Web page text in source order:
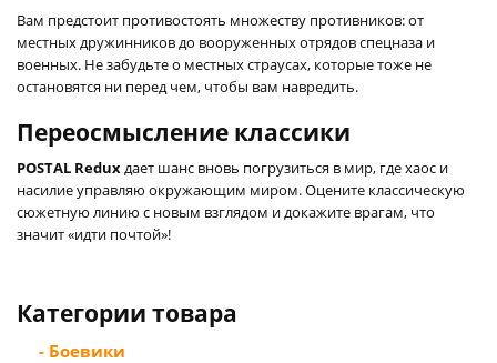
Вам предстоит противостоять множеству противников: от
местных дружинников до вооруженных отрядов спецназа и
военных. Не забудьте о местных страусах, которые тоже не
остановятся ни перед чем, чтобы вам навредить.
Переосмысление классики
POSTAL Reduxдает шанс вновь погрузиться в мир, где хаос и
насилие управляю окружающим миром. Оцените классическую
сюжетную линию с новым взглядом и докажите врагам, что
значит «идти почтой»!
Категории товара
- Боевики